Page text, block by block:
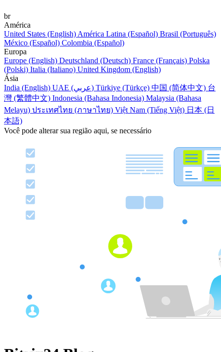
br
América
United States (English) América Latina (Español) Brasil (Português)
México (Español) Colombia (Español)
Europa
Europe (English) Deutschland (Deutsch) France (Français) Polska
(Polski) Italia (Italiano) United Kingdom (English)
Ásia
India (English)
UAE (عربي) Türkiye (Türkçe) 中国 (简体中文) 台
灣 (繁體中文) Indonesia (Bahasa Indonesia) Malaysia (Bahasa
Melayu) ประเทศไทย (ภาษาไทย) Việt Nam (Tiếng Việt) 日本 (日
本語)
Você pode alterar sua região aqui, se necessário